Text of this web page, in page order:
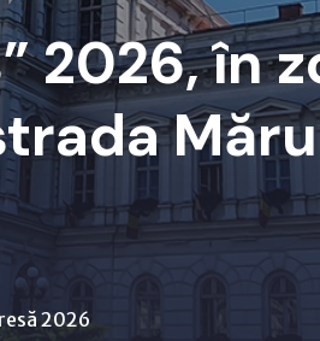
2026, în
2026